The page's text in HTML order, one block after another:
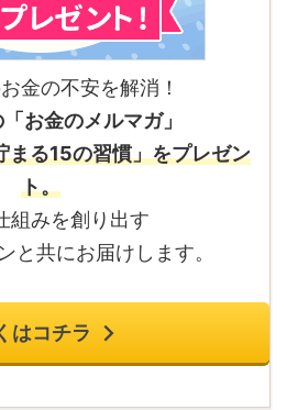
金の不安を解消！
お金のメルマガ」
まる15の習慣」をプレゼン
ト。
組みを創り出す
と共にお届けします。
はコチラ